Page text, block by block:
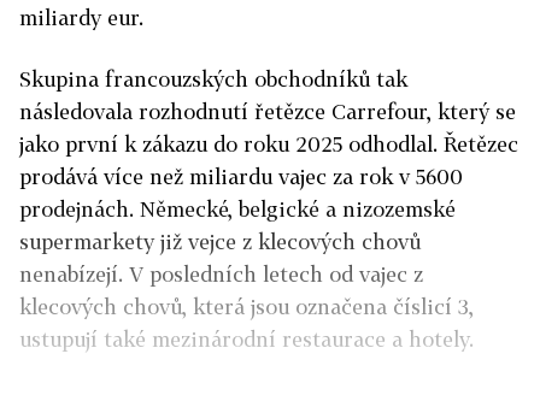
miliardy eur.
Skupina francouzských obchodníků tak
následovala rozhodnutí řetězce Carrefour, který se
jako první k zákazu do roku 2025 odhodlal. Řetězec
prodává více než miliardu vajec za rok v 5600
prodejnách. Německé, belgické a nizozemské
supermarkety již vejce z klecových chovů
nenabízejí. V posledních letech od vajec z
klecových chovů, která jsou označena číslicí 3,
ustupují také mezinárodní restaurace a hotely.